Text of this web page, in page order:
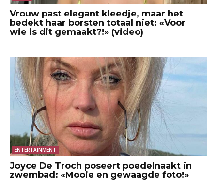
Vrouw past elegant kleedje, maar het
bedekt haar borsten totaal niet: «Voor
wie is dit gemaakt?!» (video)
ENTERTAINMENT
Joyce De Troch poseert poedelnaakt in
zwembad: «Mooie en gewaagde foto!»